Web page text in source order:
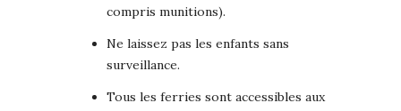
compris munitions).
Ne laissez pas les enfants sans
surveillance.
Tous les ferries sont accessibles aux